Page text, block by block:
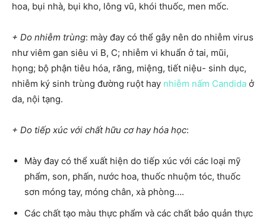
hoa, bụi nhà, bụi kho, lông vũ, khói thuốc, men mốc.
+ Do nhiễm trùng: mày đay có thể gây nên do nhiễm virus
như viêm gan siêu vi B, C; nhiễm vi khuẩn ở tai, mũi,
họng; bộ phận tiêu hóa, răng, miệng, tiết niệu- sinh dục,
nhiễm ký sinh trùng đường ruột hay nhiễm nấm Candida ở
da, nội tạng.
+ Do tiếp xúc với chất hữu cơ hay hóa học:
Mày đay có thể xuất hiện do tiếp xúc với các loại mỹ
phẩm, son, phấn, nước hoa, thuốc nhuộm tóc, thuốc
sơn móng tay, móng chân, xà phòng….
Các chất tạo màu thực phẩm và các chất bảo quản thực